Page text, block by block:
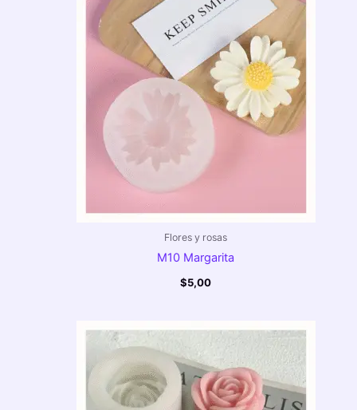
Flores y rosas
M10 Margarita
$5,00